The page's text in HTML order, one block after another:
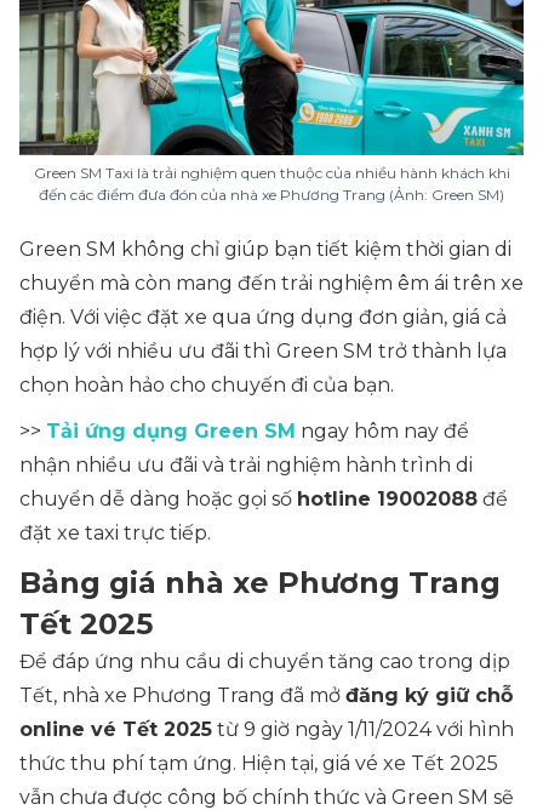
Green SM Taxi là trải nghiệm quen thuộc của nhiều hành khách khi
đến các điểm đưa đón của nhà xe Phương Trang (Ảnh: Green SM)
Green SM không chỉ giúp bạn tiết kiệm thời gian di
chuyển mà còn mang đến trải nghiệm êm ái trên xe
điện. Với việc đặt xe qua ứng dụng đơn giản, giá cả
hợp lý với nhiều ưu đãi thì Green SM trở thành lựa
chọn hoàn hảo cho chuyến đi của bạn.
>> Tải ứng dụng Green SM ngay hôm nay để
nhận nhiều ưu đãi và trải nghiệm hành trình di
chuyển dễ dàng hoặc gọi số hotline 19002088 để
đặt xe taxi trực tiếp.
Bảng giá nhà xe Phương Trang
Tết 2025
Để đáp ứng nhu cầu di chuyển tăng cao trong dịp
Tết, nhà xe Phương Trang đã mở đăng ký giữ chỗ
online vé Tết 2025 từ 9 giờ ngày 1/11/2024 với hình
thức thu phí tạm ứng. Hiện tại, giá vé xe Tết 2025
vẫn chưa được công bố chính thức và Green SM sẽ